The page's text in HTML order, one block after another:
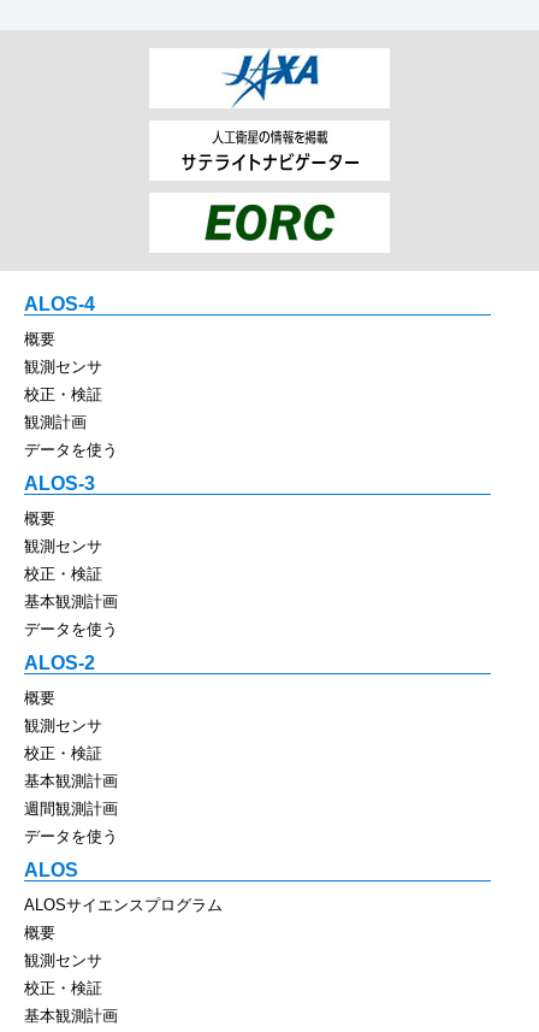
ALOS-4
概要
観測センサ
校正・検証
観測計画
データを使う
ALOS-3
概要
観測センサ
校正・検証
基本観測計画
データを使う
ALOS-2
概要
観測センサ
校正・検証
基本観測計画
週間観測計画
データを使う
ALOS
ALOSサイエンスプログラム
概要
観測センサ
校正・検証
基本観測計画